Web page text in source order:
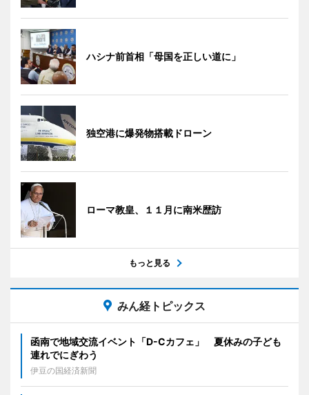
ハシナ前首相「母国を正しい道に」
独空港に爆発物搭載ドローン
ローマ教皇、１１月に南米歴訪
もっと見る
みん経トピックス
函南で地域交流イベント「D-Cカフェ」 夏休みの子ども
連れでにぎわう
伊豆の国経済新聞